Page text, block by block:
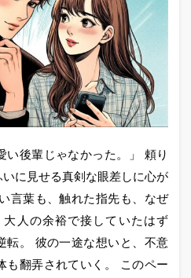
い後輩じゃなかった。」 頼り
に見せる真剣な眼差しに心が
言葉も、触れた指先も、なぜ
人の余裕で接していたはず
転。 彼の一途な想いと、不意
も翻弄されていく。 このペー